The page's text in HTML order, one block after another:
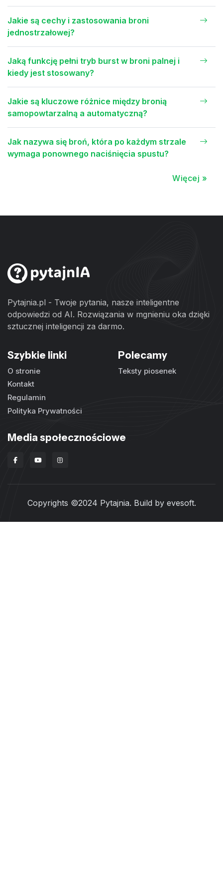
Jakie są cechy i zastosowania broni
jednostrzałowej?
Jaką funkcję pełni tryb burst w broni palnej i
kiedy jest stosowany?
Jakie są kluczowe różnice między bronią
samopowtarzalną a automatyczną?
Jak nazywa się broń, która po każdym strzale
wymaga ponownego naciśnięcia spustu?
Więcej »
Pytajnia.pl - Twoje pytania, nasze inteligentne
odpowiedzi od AI. Rozwiązania w mgnieniu oka dzięki
sztucznej inteligencji za darmo.
Szybkie linki
O stronie
Kontakt
Regulamin
Polityka Prywatności
Polecamy
Teksty piosenek
Media społecznościowe
Copyrights ©2024 Pytajnia. Build by evesoft.